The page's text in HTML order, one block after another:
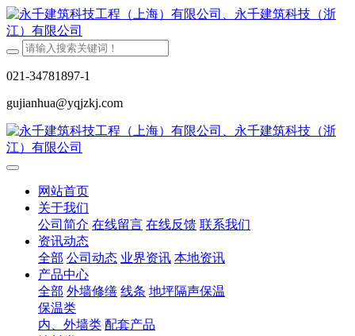
021-34781897-1
gujianhua@yqjzkj.com
网站首页
关于我们
公司简介 在线留言 在线反馈 联系我们
资讯动态
全部 公司动态 业界资讯 本地资讯
产品中心
全部 外墙修缮 线条 地坪隔声保温
保温类
内、外墙类 配套产品